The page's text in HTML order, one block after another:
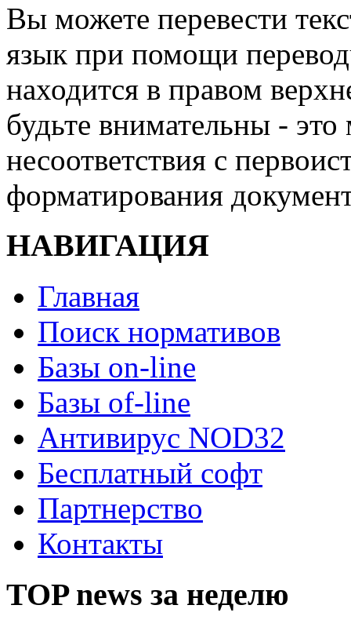
Вы можете перевести
язык при помощи
находится в правом
будьте внимательны -
несоответствия с
форматирования
НАВИГАЦИЯ
Главная
Поиск нормативов
Базы on-line
Базы of-line
Антивирус NOD32
Бесплатный софт
Партнерство
Контакты
TOP news за неделю